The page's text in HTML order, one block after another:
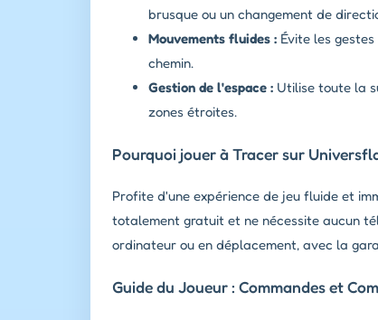
brusque ou un changement de
Mouvements fluides : Évite les
chemin.
Gestion de l'espace : Utilise toute la
zones étroites.
Pourquoi jouer à Tracer sur
Profite d'une expérience de jeu fluide et
totalement gratuit et ne nécessite aucun
ordinateur ou en déplacement, avec la
Guide du Joueur : Commandes et